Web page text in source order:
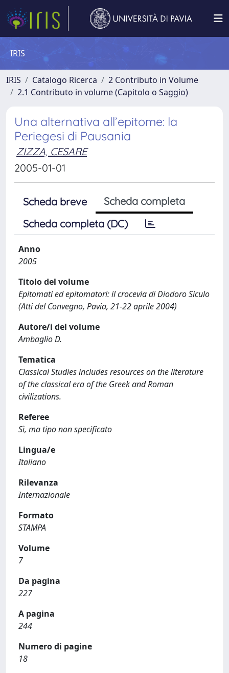
IRIS
IRIS Catalogo Ricerca
2 Contributo in Volume
2.1 Contributo in volume (Capitolo o Saggio)
Una alternativa all’epitome: la
Periegesi di Pausania
ZIZZA, CESARE
2005-01-01
Scheda breve
Scheda completa
Scheda completa (DC)
Anno
2005
Titolo del volume
Epitomati ed epitomatori: il crocevia di Diodoro Siculo
(Atti del Convegno, Pavia, 21-22 aprile 2004)
Autore/i del volume
Ambaglio D.
Tematica
Classical Studies includes resources on the literature
of the classical era of the Greek and Roman
civilizations.
Referee
Sì, ma tipo non specificato
Lingua/e
Italiano
Rilevanza
Internazionale
Formato
STAMPA
Volume
7
Da pagina
227
A pagina
244
Numero di pagine
18